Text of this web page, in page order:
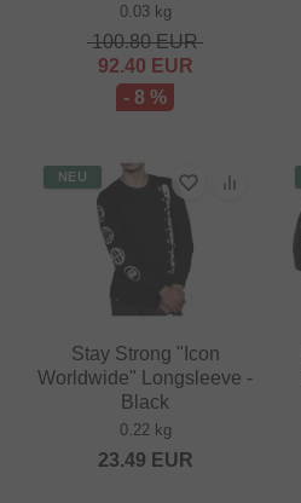
0.03 kg
100.80EUR
92.40 EUR
- 8 %
NEU
Stay Strong "Icon
Worldwide" Longsleeve -
Black
0.22 kg
23.49 EUR